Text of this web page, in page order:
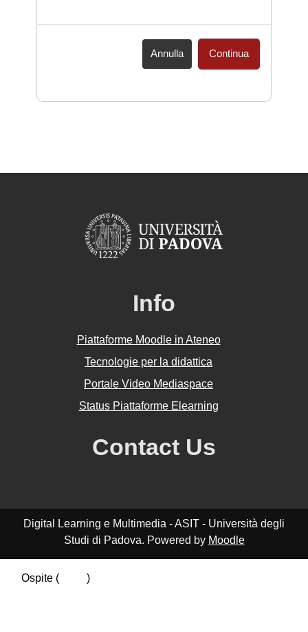
Annulla Continua
Info
Piattaforme Moodle in Ateneo
Tecnologie per la didattica
Portale Video Mediaspace
Status Piattaforme Elearning
Contact Us
Digital Learning e Multimedia - ASIT - Università degli
Studi di Padova. Powered by Moodle
Ospite (
)